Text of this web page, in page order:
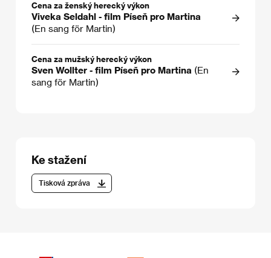
Cena za ženský herecký výkon
Viveka Seldahl - film Píseň pro Martina
(En sang för Martin)
Cena za mužský herecký výkon
Sven Wollter - film Píseň pro Martina (En
sang för Martin)
Ke stažení
Tisková zpráva